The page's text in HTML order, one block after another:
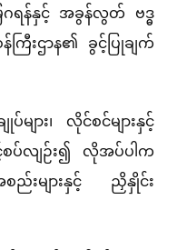
န်နှင့် အခွန်လွတ် ဗဒ္ဓ
ကြီးဌာန၏ ခွင့်ပြုချက်
များ၊ လိုင်စင်များနှင့်
င့်စပ်လျဉ်း၍ လိုအပ်ပါက
ည်းများနှင့် ညှိနှိုင်း